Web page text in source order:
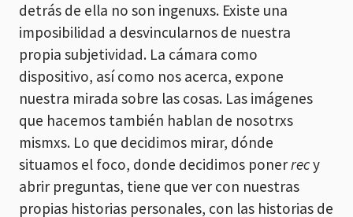
detrás de ella no son ingenuxs. Existe una
imposibilidad a desvincularnos de nuestra
propia subjetividad. La cámara como
dispositivo, así como nos acerca, expone
nuestra mirada sobre las cosas. Las imágenes
que hacemos también hablan de nosotrxs
mismxs. Lo que decidimos mirar, dónde
situamos el foco, donde decidimos ponerrecy
abrir preguntas, tiene que ver con nuestras
propias historias personales, con las historias de